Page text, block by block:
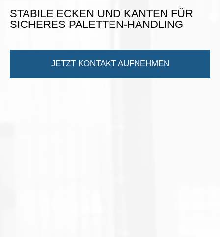
STABILE ECKEN UND KANTEN FÜR
SICHERES PALETTEN-HANDLING
JETZT KONTAKT AUFNEHMEN